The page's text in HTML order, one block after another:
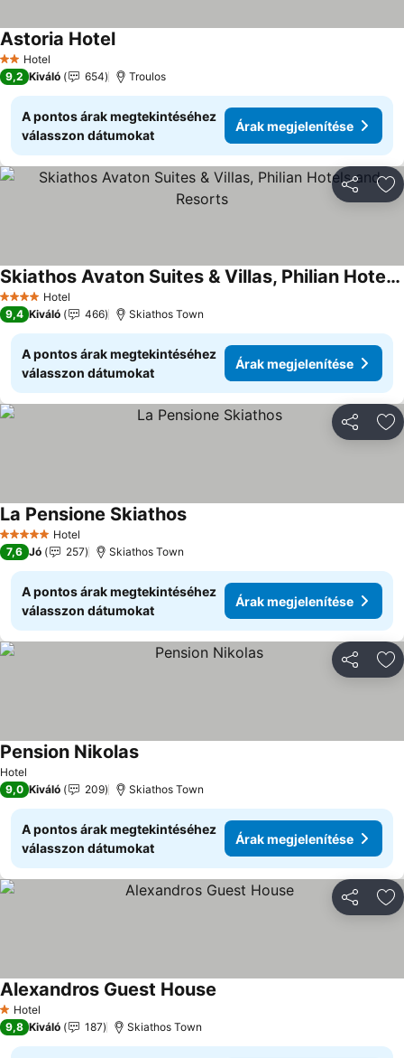
2 Kategória
Hotel
Astoria Hotel
9,2 Kiváló 654 Troulos
A pontos árak megtekintéséhez
válasszon dátumokat
Árak megjelenítése
4 KategóriaHotel
Skiathos Avaton Suites & Villas, Philian Hotels and Resorts
9,4 Kiváló 466 Skiathos Town
A pontos árak megtekintéséhez
válasszon dátumokat
Árak megjelenítése
5 KategóriaHotel
La Pensione Skiathos
7,6 Jó 257 Skiathos Town
A pontos árak megtekintéséhez
válasszon dátumokat
Árak megjelenítése
Hotel
Pension Nikolas
9,0 Kiváló 209 Skiathos Town
A pontos árak megtekintéséhez
válasszon dátumokat
Árak megjelenítése
1 Kategória
Hotel
Alexandros Guest House
9,8 Kiváló 187 Skiathos Town